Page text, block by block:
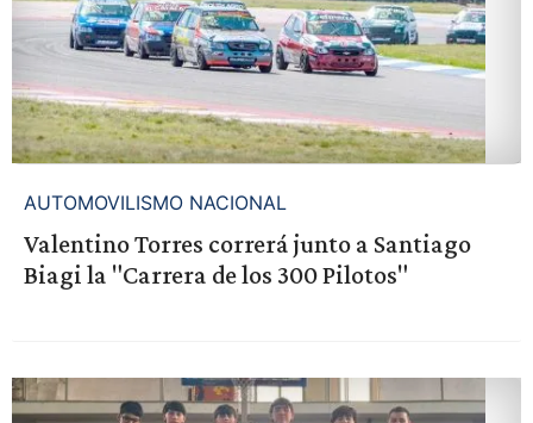
AUTOMOVILISMO NACIONAL
Valentino Torres correrá junto a Santiago
Biagi la "Carrera de los 300 Pilotos"